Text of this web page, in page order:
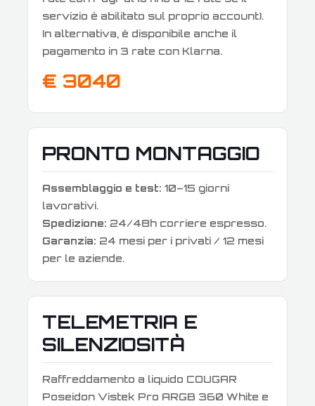
servizio è abilitato sul proprio account).
In alternativa, è disponibile anche il
pagamento in 3 rate con Klarna.
€ 3040
PRONTO MONTAGGIO
Assemblaggio e test: 10–15 giorni
lavorativi.
Spedizione: 24/48h corriere espresso.
Garanzia: 24 mesi per i privati / 12 mesi
per le aziende.
TELEMETRIA E
SILENZIOSITÀ
Raffreddamento a liquido COUGAR
Poseidon Vistek Pro ARGB 360 White e